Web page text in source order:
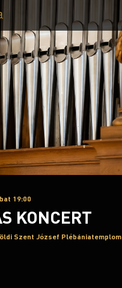
19:00
KONCERT
Szent József Plébániatemplom